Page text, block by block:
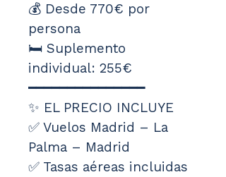
💰 Desde 770€ por
persona
🛏️ Suplemento
individual: 255€
━━━━━━━━━━━━━━━
✨ EL PRECIO INCLUYE
✅ Vuelos Madrid – La
Palma – Madrid
✅ Tasas aéreas incluidas